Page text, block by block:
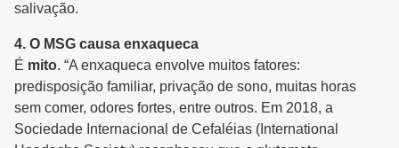
salivação.
4. O MSG causa enxaqueca
É mito. “A enxaqueca envolve muitos fatores:
predisposição familiar, privação de sono, muitas horas
sem comer, odores fortes, entre outros. Em 2018, a
Sociedade Internacional de Cefaléias (International